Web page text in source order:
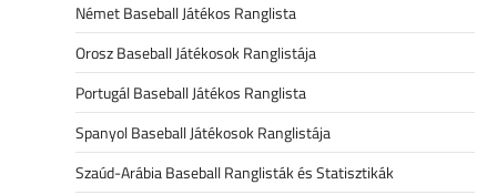
Német Baseball Játékos Ranglista
Orosz Baseball Játékosok Ranglistája
Portugál Baseball Játékos Ranglista
Spanyol Baseball Játékosok Ranglistája
Szaúd-Arábia Baseball Ranglisták és Statisztikák